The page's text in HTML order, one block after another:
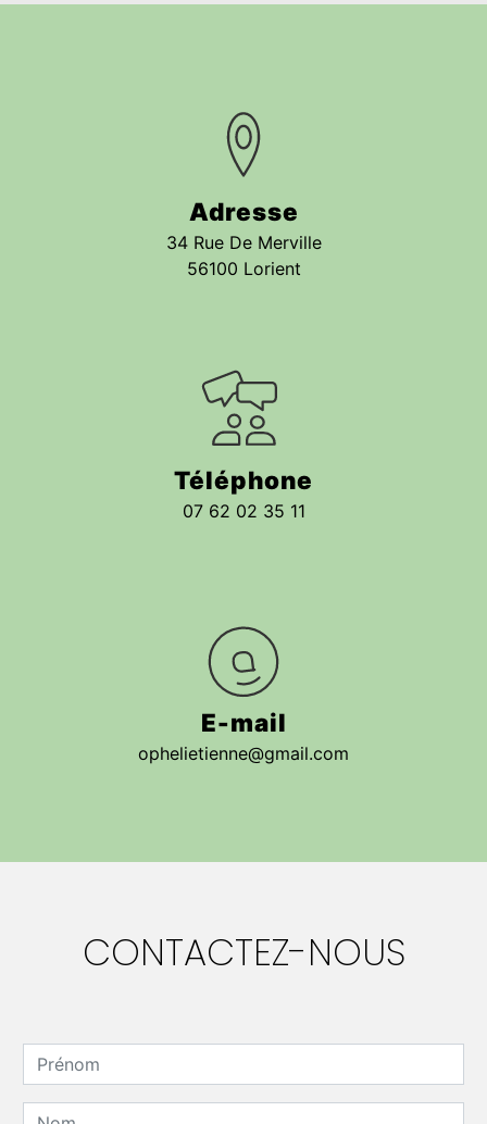
Adresse
34 Rue De Merville
56100 Lorient
Téléphone
07 62 02 35 11
E-mail
ophelietienne@gmail.com
CONTACTEZ-NOUS